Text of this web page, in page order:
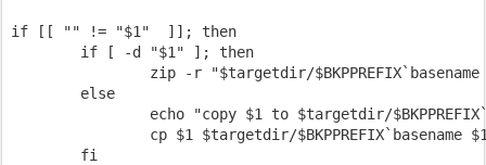
if [[ "" != "$1"  ]]; then
        if [ -d "$1" ]; then
zip -r "$targetdir/$BKPPREFIX`basename
        else
echo "copy $1 to $targetdir/
cp $1 $targetdir/$BKPPREFIX`basename
        fi